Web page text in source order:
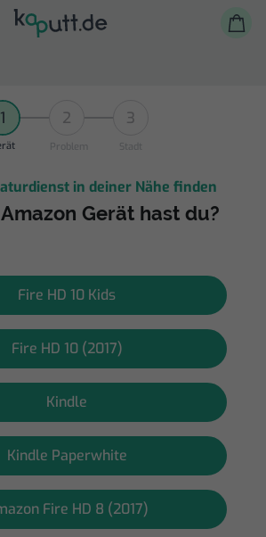
1 2
Problem
3
Stadt
in deiner Nähe finden
Gerät hast du?
Fire HD 10 Kids
Fire HD 10 (2017)
Kindle
Kindle Paperwhite
Fire HD 8 (2017)